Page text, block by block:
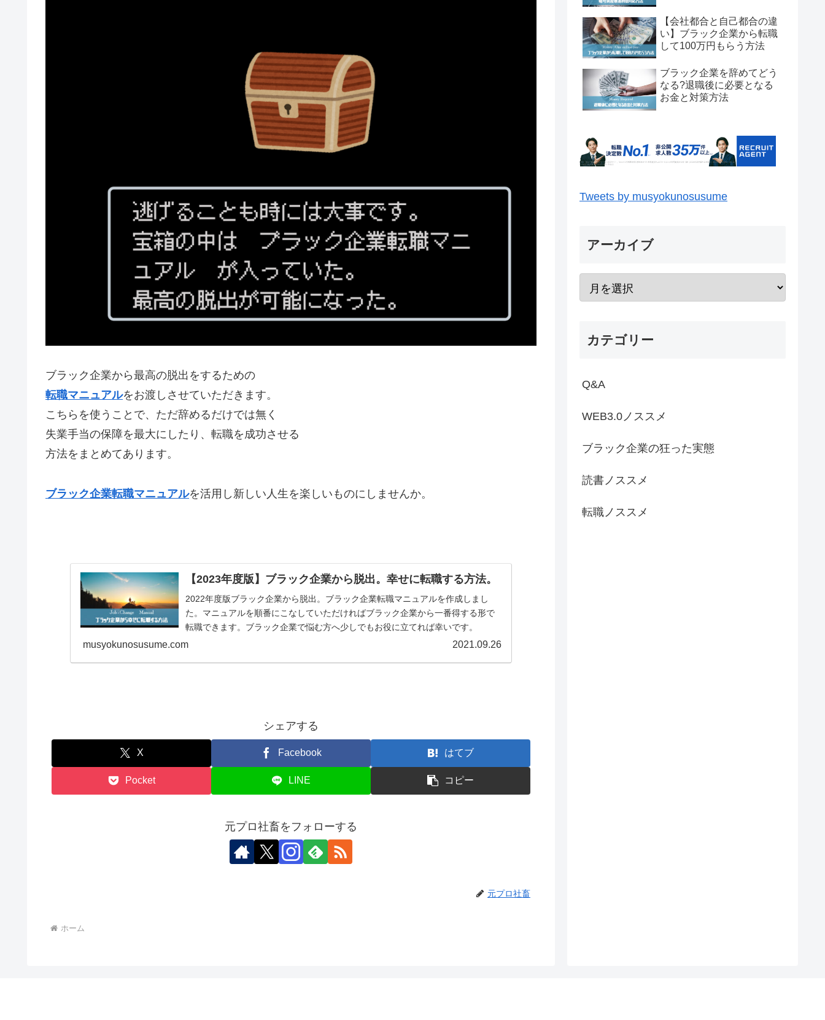
ブラック企業から最高の脱出をするための
転職マニュアルをお渡しさせていただきます。
こちらを使うことで、ただ辞めるだけでは無く
失業手当の保障を最大にしたり、転職を成功させる
方法をまとめてあります。
ブラック企業転職マニュアルを活用し新しい人生を楽しいものにしませんか。
【2023年度版】ブラック企業から脱出。幸せに転職する方法。
2022年度版ブラック企業から脱出。ブラック企業転職マニュアルを作成しまし
た。マニュアルを順番にこなしていただければブラック企業から一番得する形で
転職できます。ブラック企業で悩む方へ少しでもお役に立てれば幸いです。
musyokunosusume.com 2021.09.26
シェアする
X Facebook はてブ
Pocket LINE コピー
元プロ社畜をフォローする
元プロ社畜
ホーム
【会社都合と自己都合の違
い】ブラック企業から転職
して100万円もらう方法
ブラック企業を辞めてどう
なる?退職後に必要となる
お金と対策方法
Tweets by musyokunosusume
アーカイブ
カテゴリー
Q&A
WEB3.0ノススメ
ブラック企業の狂った実態
読書ノススメ
転職ノススメ